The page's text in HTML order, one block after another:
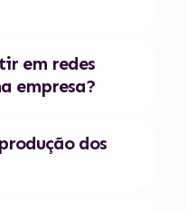
em redes
empresa?
dos